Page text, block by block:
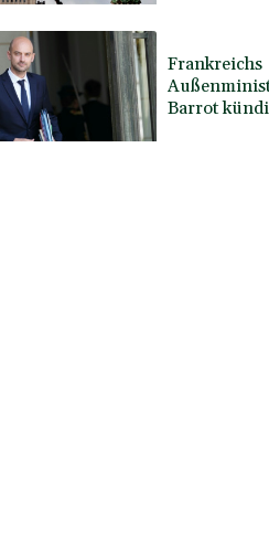
Frankreichs
Barrot